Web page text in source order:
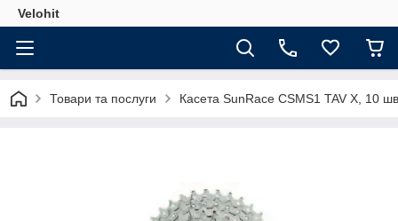
Velohit
Товари та послуги Касета SunRace CSMS1 TAV X, 10